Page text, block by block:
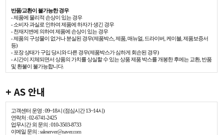
반품/교환이 불가능한 경우
- 제품에 물리적 손상이 있는 경우
- 소비자 과실로 인하여 제품에 하자가 생긴 경우
- 천재지변에 의하여 제품에 손상이 있는 경우
- 제품의 구성물이 없거나 분실된 경우(제품박스, 제품, 매뉴얼, 드라이버, 케이블, 제품보증서
등)
- 포장 상태가 구입 당시와 다른 경우(제품박스가 심하게 회손된 경우)
- 시간이 지체되면서 상품의 가치를 상실할 수 있는 상품 제품 박스를 개봉한 후에는 교환, 반품
및 환불이 불가능합니다.
+ AS 안내
고객센터 운영 : 09~18시 (점심시간 13~14시)
연락처 : 02-6741-2425
업무시간 외 문의 : 010-3503-8733
이메일 문의 :saleserver@naver.com